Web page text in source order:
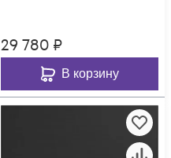
29 780 ₽
В корзину